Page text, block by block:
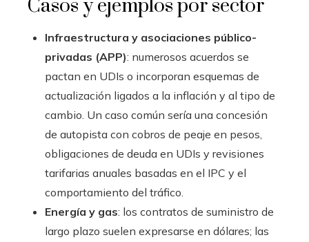
Casos y ejemplos por sector
Infraestructura y asociaciones público-
privadas (APP): numerosos acuerdos se
pactan en UDIs o incorporan esquemas de
actualización ligados a la inflación y al tipo de
cambio. Un caso común sería una concesión
de autopista con cobros de peaje en pesos,
obligaciones de deuda en UDIs y revisiones
tarifarias anuales basadas en el IPC y el
comportamiento del tráfico.
Energía y gas: los contratos de suministro de
largo plazo suelen expresarse en dólares; las